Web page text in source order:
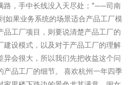
路，手中长线没入天尽处；”——司南
如果业务系统的场景适合产品工厂模
品工厂项目，则要说清楚产品工厂的
建设模式，以及对于产品工厂的理解
异会很大，所以我们先把收益这个问
产品工厂的细节。 喜欢杭州一年四季